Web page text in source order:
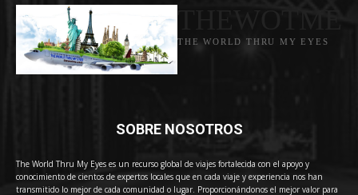
THE WORLD THRU MY EYES
SOBRE NOSOTROS
The World Thru My Eyes es un recurso global de viajes fortalecida con el apoyo y
conocimiento de cientos de expertos locales que en cada viaje y experiencia nos han
transmitido lo mejor de cada comunidad o lugar. Proporcionándonos el mejor valor para